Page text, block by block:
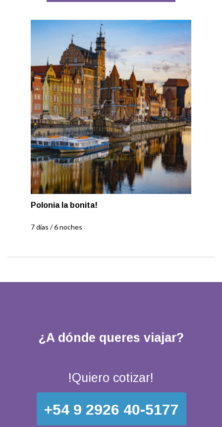
Polonia la bonita!
7 días / 6 noches
¿A dónde queres viajar?
!Quiero cotizar!
+54 9 2926 40-5177